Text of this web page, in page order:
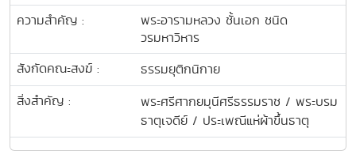
ความสำคัญ :
พระอารามหลวง ชั้นเอก ชนิด
วรมหาวิหาร
สังกัดคณะสงฆ์ :
ธรรมยุติกนิกาย
สิ่งสำคัญ :
พระศรีศากยมุนีศรีธรรมราช / พระบรม
ธาตุเจดีย์ / ประเพณีแห่ผ้าขึ้นธาตุ